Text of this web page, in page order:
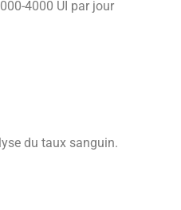
4000 UI par jour
du taux sanguin.